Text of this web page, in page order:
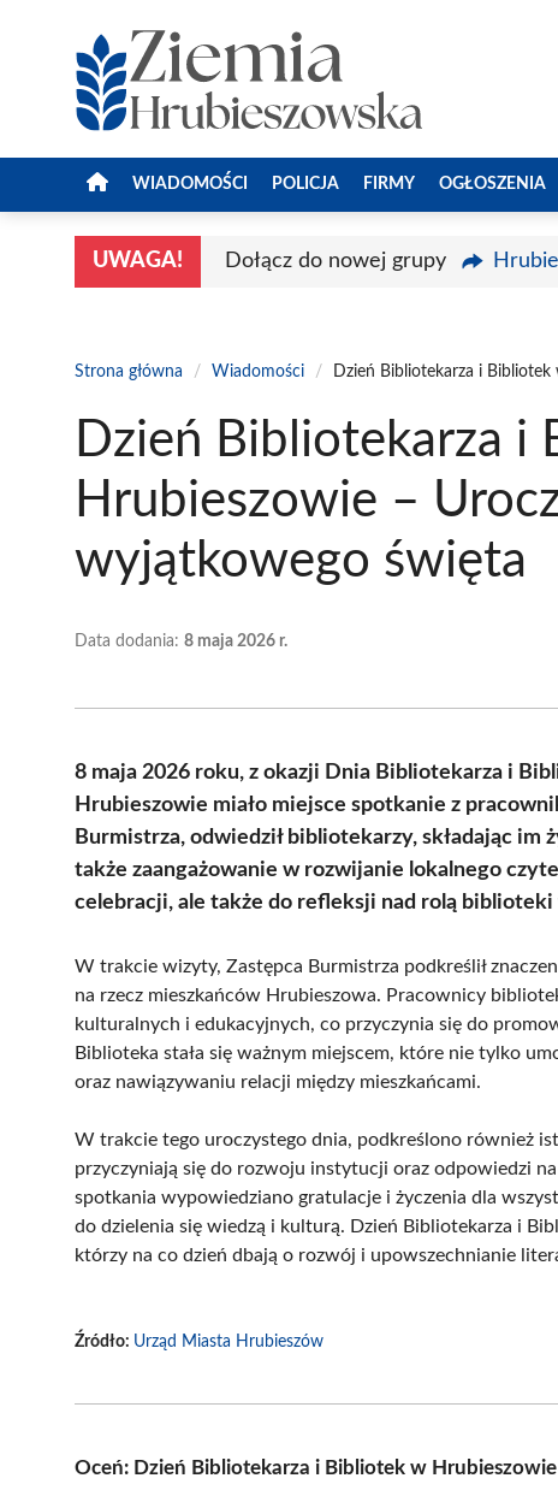
WIADOMOŚCI POLICJA FIRMY OGŁOSZENIA
UWAGA! Dołącz do nowej grupy
Strona główna / Wiadomości / Dzień Bibliotekarza i
Dzień Bibliotekarza i
Hrubieszowie –
wyjątkowego święta
Data dodania: 8 maja 2026 r.
8 maja 2026 roku, z okazji Dnia Bibliotekarza i
Hrubieszowie miało miejsce spotkanie z
Burmistrza, odwiedził bibliotekarzy, składając im
także zaangażowanie w rozwijanie lokalnego
celebracji, ale także do refleksji nad rolą biblioteki
W trakcie wizyty, Zastępca Burmistrza podkreślił
na rzecz mieszkańców Hrubieszowa. Pracownicy
kulturalnych i edukacyjnych, co przyczynia się do
Biblioteka stała się ważnym miejscem, które nie tylko
oraz nawiązywaniu relacji między mieszkańcami.
W trakcie tego uroczystego dnia, podkreślono również
przyczyniają się do rozwoju instytucji oraz odpowiedzi
spotkania wypowiedziano gratulacje i życzenia dla
do dzielenia się wiedzą i kulturą. Dzień Bibliotekarza i
którzy na co dzień dbają o rozwój i upowszechnianie
Źródło: Urząd Miasta Hrubieszów
Oceń: Dzień Bibliotekarza i Bibliotek w